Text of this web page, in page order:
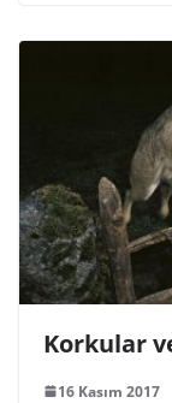
Korkular
16 Kasım 2017